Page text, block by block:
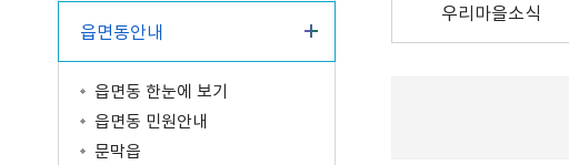
타기관 소식
타기관 공고/고시
문서24 안내
민원콜센터
행정정보공동이용 안내
민원조정위원회
일반현황
인사발령/교류신청
조직운영정보
시정평가
인구현황/통계연보
행정심판 결과
지방재정공시
중기지방재정계획
기금운용계획
준
국민생각함
원
읍면동안내
읍면동 한눈에 보기
읍면동 민원안내
문막읍
우리마을소식